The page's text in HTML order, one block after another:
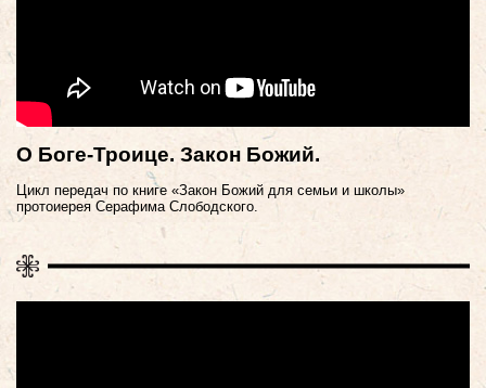
О Боге-Троице. Закон Божий.
Цикл передач по книге «Закон Божий для семьи и школы»
протоиерея Серафима Слободского.